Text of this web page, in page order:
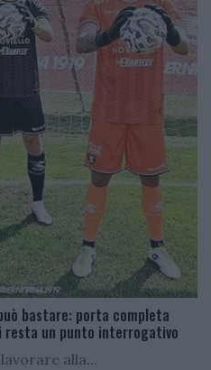
bastare: porta completa
un punto interrogativo
alla...